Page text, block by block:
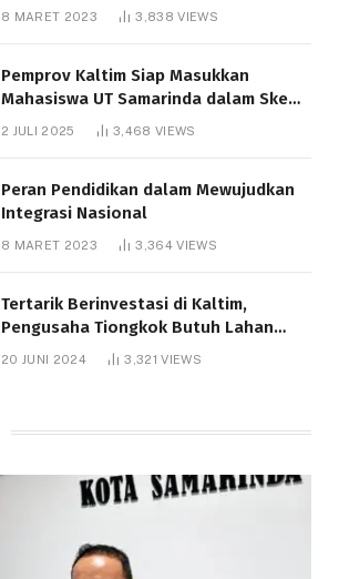
8 MARET 2023 3,838VIEWS
Pemprov Kaltim Siap Masukkan
Mahasiswa UT Samarinda dalam Skema
Bantuan Pendidikan Gratispol
2 JULI 2025 3,468 VIEWS
Peran Pendidikan dalam Mewujudkan
Integrasi Nasional
8 MARET 2023 3,364VIEWS
Tertarik Berinvestasi di Kaltim,
Pengusaha Tiongkok Butuh Lahan
1.000 Hektare
20 JUNI 2024 3,321VIEWS